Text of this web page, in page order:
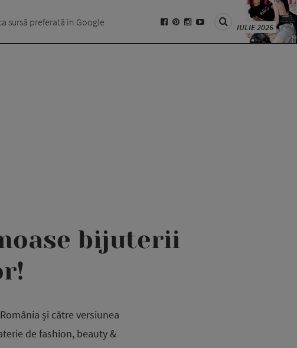
sursă preferată în Google IULIE 2026
bijuterii
și către versiunea
de fashion, beauty &